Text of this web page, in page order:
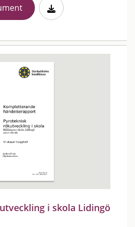
i skola Lidingö